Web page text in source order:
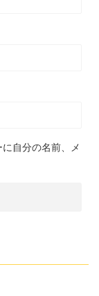
自分の名前、メ